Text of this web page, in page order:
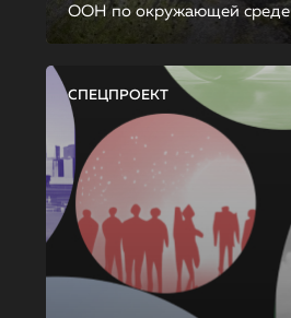
ООН по окружающей среде
СПЕЦПРОЕКТ